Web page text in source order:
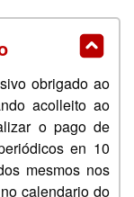
obrigado ao
acolleito ao
o pago de
en 10
mesmos nos
calendario do